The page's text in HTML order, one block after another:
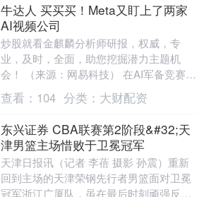
牛达人 买买买！Meta又盯上了两家
AI视频公司
炒股就看金麒麟分析师研报，权威，专
业，及时，全面，助您挖掘潜力主题机
会！ （来源：网易科技） 在AI军备竞赛愈
演愈烈之际，Meta正将其并购和合作的触
角伸向新兴....
查看： 104 分类： 大财配资
东兴证券 CBA联赛第2阶段&#32;天
津男篮主场惜败于卫冕冠军
天津日报讯（记者 李蓓 摄影 孙震）重新
回到主场的天津荣钢先行者男篮面对卫冕
冠军浙江广厦队，虽在最后时刻顽强反